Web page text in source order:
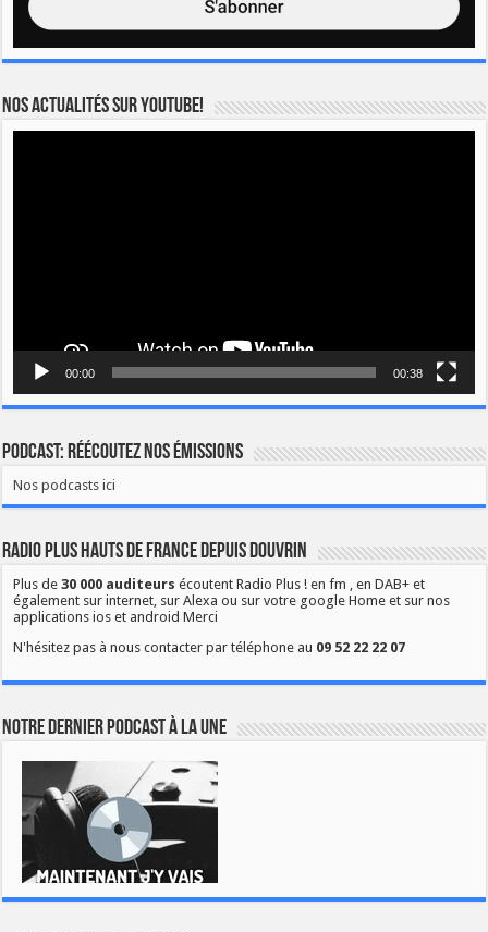
Nos actualités sur YOUTUBE!
00:00 00:38
Podcast: Réécoutez nos émissions
Nos podcasts ici
Radio Plus Hauts de France depuis Douvrin
Plus de30 000 auditeurs écoutent Radio Plus ! en fm , en DAB+ et
également sur internet, sur Alexa ou sur votre google Home et sur nos
applications ios et android Merci
N'hésitez pas à nous contacter par téléphone au 09 52 22 22 07
Notre dernier podcast à la une